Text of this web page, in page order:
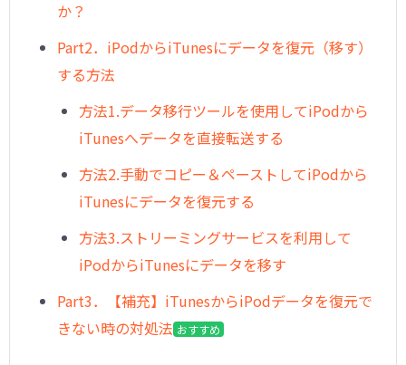
か？
Part2．iPodからiTunesにデータを復元（移す）
する方法
方法1.データ移行ツールを使用してiPodから
iTunesへデータを直接転送する
方法2.手動でコピー＆ペーストしてiPodから
iTunesにデータを復元する
方法3.ストリーミングサービスを利用して
iPodからiTunesにデータを移す
︎Part3．【補充】iTunesからiPodデータを復元で
きない時の対処法 おすすめ